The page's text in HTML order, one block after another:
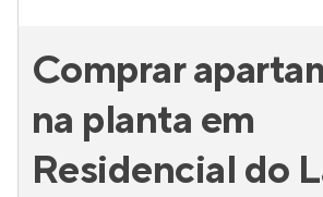
Comprar
na planta em
Residencial do